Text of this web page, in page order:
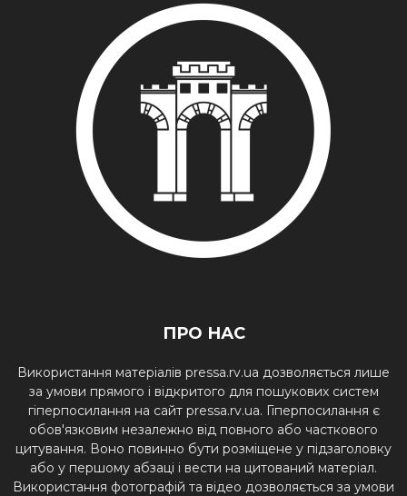
ПРО НАС
Використання матеріалів pressa.rv.ua дозволяється лише
за умови прямого і відкритого для пошукових систем
гіперпосилання на сайт pressa.rv.ua. Гіперпосилання є
обов'язковим незалежно від повного або часткового
цитування. Воно повинно бути розміщене у підзаголовку
або у першому абзаці і вести на цитований матеріал.
Використання фотографій та відео дозволяється за умови